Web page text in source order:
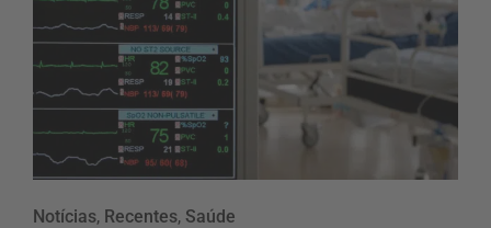
Notícias, Recentes, Saúde